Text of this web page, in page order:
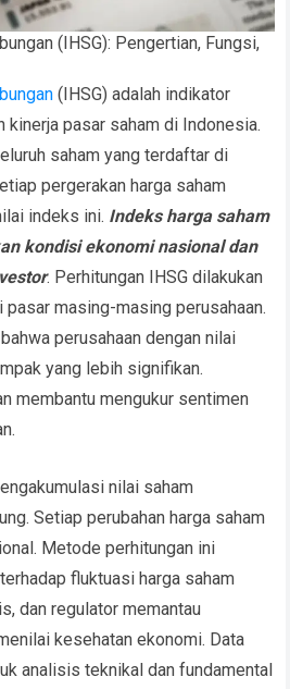
(IHSG): Pengertian, Fungsi,
(IHSG) adalah indikator
kinerja pasar saham di Indonesia.
saham yang terdaftar di
pergerakan harga saham
indeks ini. Indeks harga saham
kondisi ekonomi nasional dan
. Perhitungan IHSG dilakukan
masing-masing perusahaan.
perusahaan dengan nilai
yang lebih signifikan.
membantu mengukur sentimen
nilai saham
Setiap perubahan harga saham
Metode perhitungan ini
fluktuasi harga saham
dan regulator memantau
kesehatan ekonomi. Data
analisis teknikal dan fundamental